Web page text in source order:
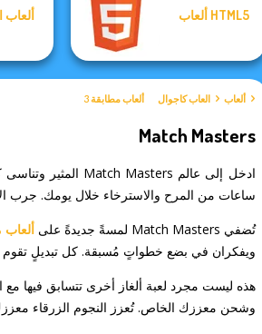
ألعاب HTML5 ألعاب
ألعاب العاب كاجوال ألعاب مطابقة 3
Match Masters
ساعات من المرح والاسترخاء خلال يومك. جرب
تُضفي Match Masters لمسةً جديدةً على
ألعاب
ويفكران في بضع خطواتٍ مُسبقة. كل تبديلٍ تقوم
هذه ليست مجرد لعبة ألغاز أخرى تتسابق فيها
وشحن معززك الخاص. تُعزز النجوم الزرقاء